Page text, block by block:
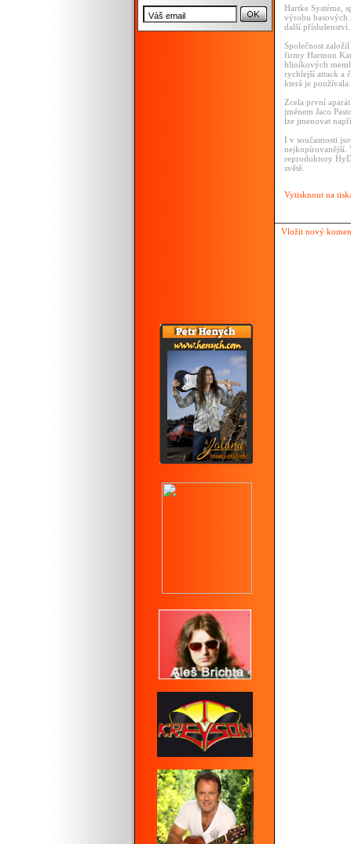
Hartke Systéme,
výrobu basových
další příslušenství.
Společnost
firmy Harmon
hliníkových
rychlejší attack a
která je používala.
Zcela první
jménem Jaco
lze jmenovat
I v současnosti
nejkopírovanější.
reproduktory
světě.
Vytisknout na
Vložit nový